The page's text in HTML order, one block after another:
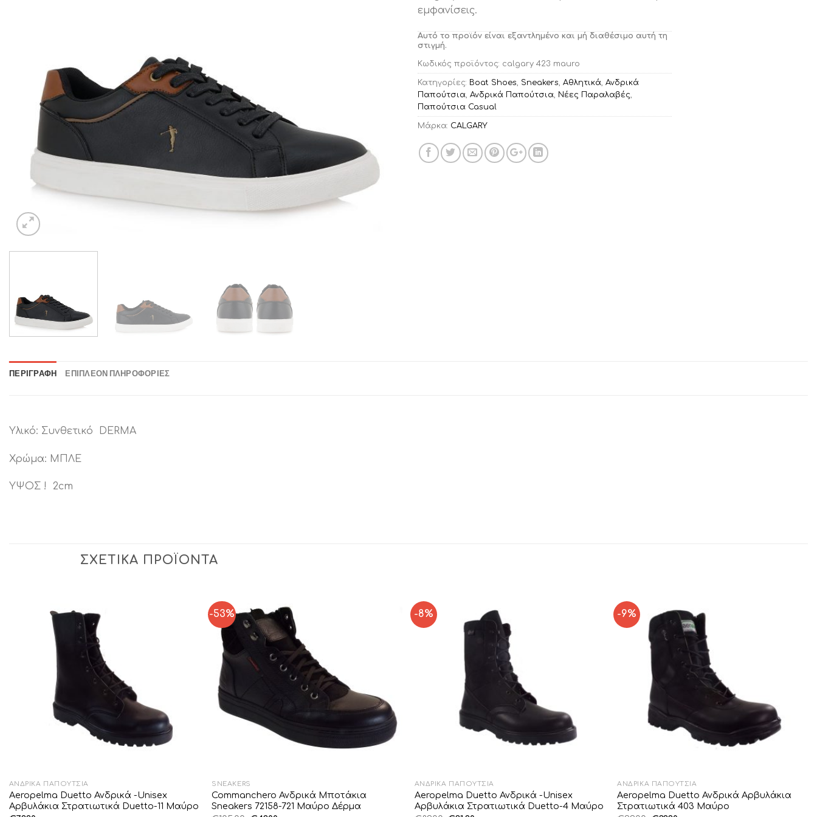
εμφανίσεις.
Αυτό το προϊόν είναι εξαντλημένο και μή διαθέσιμο αυτή τη
στιγμή.
Κωδικός προϊόντος: calgary 423 mauro
Κατηγορίες: Boat Shoes, Sneakers, Αθλητικά, Ανδρικά
Παπούτσια, Ανδρικά Παπούτσια, Νέες Παραλαβές,
Παπούτσια Casual
Μάρκα: CALGARY
ΠΕΡΙΓΡΑΦΉ ΕΠΙΠΛΈΟΝ ΠΛΗΡΟΦΟΡΊΕΣ
Υλικό: Συνθετικό DERMA
Χρώμα: ΜΠΛΕ
ΥΨΟΣ ! 2cm
ΣΧΕΤΙΚΆ ΠΡΟΪΌΝΤΑ
ΑΝΔΡΙΚΆ ΠΑΠΟΎΤΣΙΑ
Aeropelma Duetto Ανδρικά -Unisex
Αρβυλάκια Στρατιωτικά Duetto-11 Μαύρο
-53%
SNEAKERS
Commanchero Ανδρικά Μποτάκια
Sneakers 72158-721 Μαύρο Δέρμα
-8%
ΑΝΔΡΙΚΆ ΠΑΠΟΎΤΣΙΑ
Aeropelma Duetto Ανδρικά -Unisex
Αρβυλάκια Στρατιωτικά Duetto-4 Μαύρο
-9%
ΑΝΔΡΙΚΆ ΠΑΠΟΎΤΣΙΑ
Aeropelma Duetto Ανδρικά Αρβυλάκια
Στρατιωτικά 403 Μαύρο